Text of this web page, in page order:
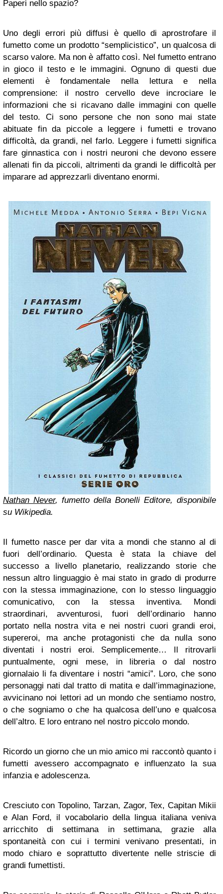
Paperi nello spazio?
Uno degli errori più diffusi è quello di aprostrofare il
fumetto come un prodotto “semplicistico”, un qualcosa di
scarso valore. Ma non è affatto così. Nel fumetto entrano
in gioco il testo e le immagini. Ognuno di questi due
elementi è fondamentale nella lettura e nella
comprensione: il nostro cervello deve incrociare le
informazioni che si ricavano dalle immagini con quelle
del testo. Ci sono persone che non sono mai state
abituate fin da piccole a leggere i fumetti e trovano
difficoltà, da grandi, nel farlo. Leggere i fumetti significa
fare ginnastica con i nostri neuroni che devono essere
allenati fin da piccoli, altrimenti da grandi le difficoltà per
imparare ad apprezzarli diventano enormi.
Nathan Never, fumetto della Bonelli Editore, disponibile
su Wikipedia.
Il fumetto nasce per dar vita a mondi che stanno al di
fuori dell’ordinario. Questa è stata la chiave del
successo a livello planetario, realizzando storie che
nessun altro linguaggio è mai stato in grado di produrre
con la stessa immaginazione, con lo stesso linguaggio
comunicativo, con la stessa inventiva. Mondi
straordinari, avventurosi, fuori dell’ordinario hanno
portato nella nostra vita e nei nostri cuori grandi eroi,
supereroi, ma anche protagonisti che da nulla sono
diventati i nostri eroi. Semplicemente… Il ritrovarli
puntualmente, ogni mese, in libreria o dal nostro
giornalaio li fa diventare i nostri “amici”. Loro, che sono
personaggi nati dal tratto di matita e dall’immaginazione,
avvicinano noi lettori ad un mondo che sentiamo nostro,
o che sogniamo o che ha qualcosa dell’uno e qualcosa
dell’altro. E loro entrano nel nostro piccolo mondo.
Ricordo un giorno che un mio amico mi raccontò quanto i
fumetti avessero accompagnato e influenzato la sua
infanzia e adolescenza.
Cresciuto con Topolino, Tarzan, Zagor, Tex, Capitan Mikii
e Alan Ford, il vocabolario della lingua italiana veniva
arricchito di settimana in settimana, grazie alla
spontaneità con cui i termini venivano presentati, in
modo chiaro e soprattutto divertente nelle striscie di
grandi fumettisti.